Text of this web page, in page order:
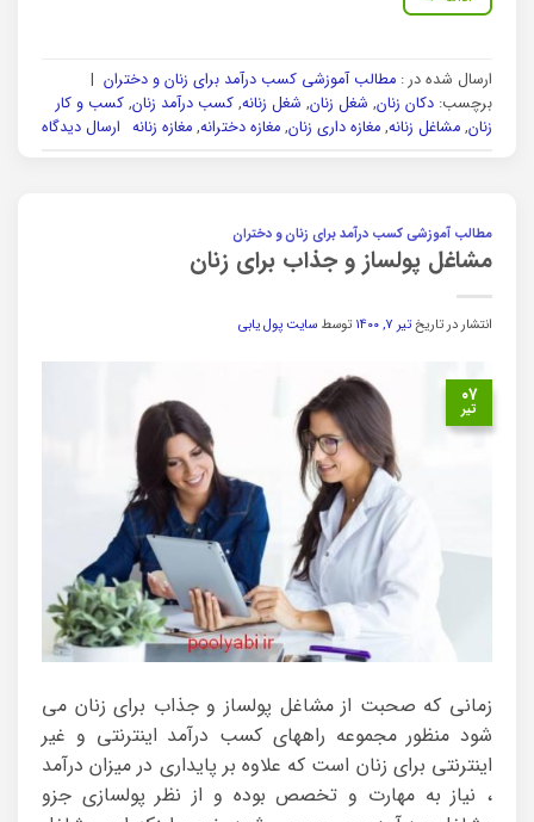
ارسال شده در : مطالب آموزشی کسب درآمد برای زنان و دختران |
برچسب: دکان زنان, شغل زنان, شغل زنانه, کسب درآمد زنان, کسب و کار
زنان, مشاغل زنانه, مغازه داری زنان, مغازه دخترانه, مغازه زنانه ارسال دیدگاه
مطالب آموزشی کسب درآمد برای زنان و دختران
مشاغل پولساز و جذاب برای زنان
انتشار در تاریختیر ۷, ۱۴۰۰ توسط سایت پول یابی
۰۷
تیر
زمانی که صحبت از مشاغل پولساز و جذاب برای زنان می
شود منظور مجموعه راههای کسب درآمد اینترنتی و غیر
اینترنتی برای زنان است که علاوه بر پایداری در میزان درآمد
، نیاز به مهارت و تخصص بوده و از نظر پولسازی جزو